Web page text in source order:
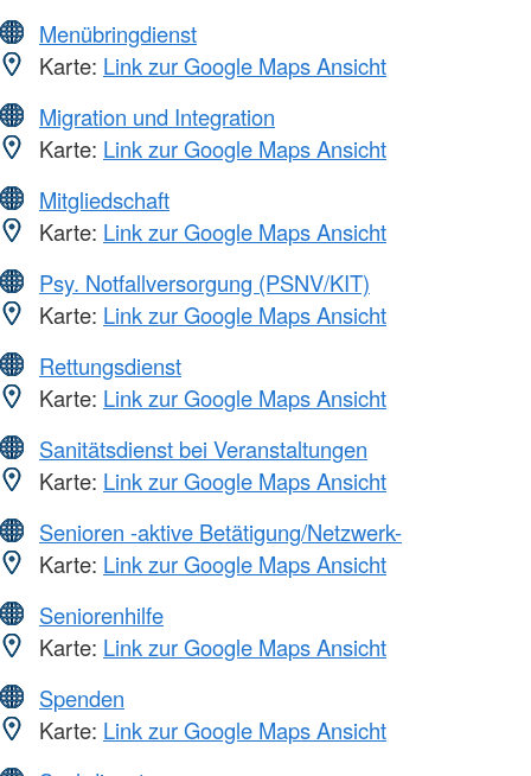
Menübringdienst
Karte: Link zur Google Maps Ansicht
Migration und Integration
Karte: Link zur Google Maps Ansicht
Mitgliedschaft
Karte: Link zur Google Maps Ansicht
Psy. Notfallversorgung (PSNV/KIT)
Karte: Link zur Google Maps Ansicht
Rettungsdienst
Karte: Link zur Google Maps Ansicht
Sanitätsdienst bei Veranstaltungen
Karte: Link zur Google Maps Ansicht
Senioren -aktive Betätigung/Netzwerk-
Karte: Link zur Google Maps Ansicht
Seniorenhilfe
Karte: Link zur Google Maps Ansicht
Spenden
Karte: Link zur Google Maps Ansicht